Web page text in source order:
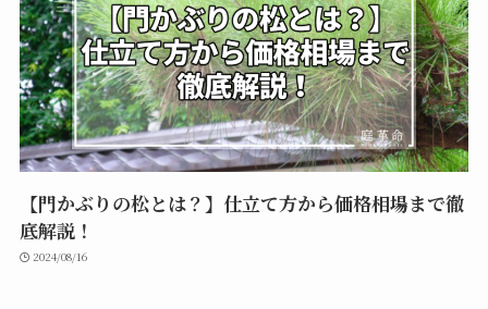
【門かぶりの松とは？】仕立て方から価格相場まで徹
底解説！
2024/08/16